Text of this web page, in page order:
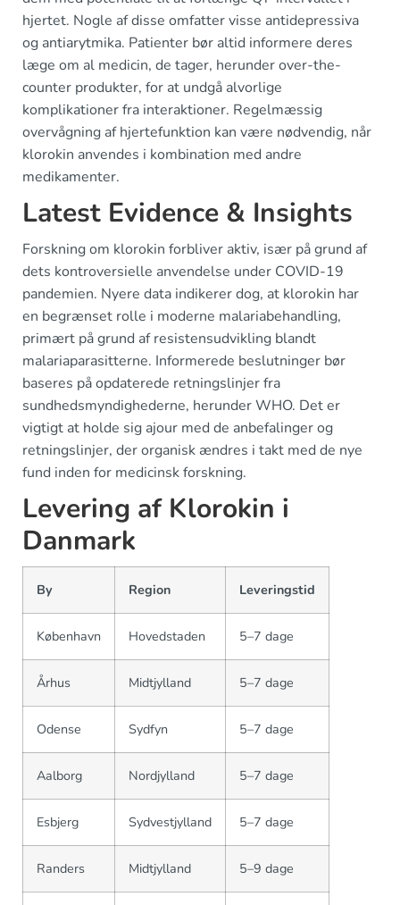
hjertet. Nogle af disse omfatter visse antidepressiva
og antiarytmika. Patienter bør altid informere deres
læge om al medicin, de tager, herunder over-the-
counter produkter, for at undgå alvorlige
komplikationer fra interaktioner. Regelmæssig
overvågning af hjertefunktion kan være nødvendig, når
klorokin anvendes i kombination med andre
medikamenter.
Latest Evidence & Insights
Forskning om klorokin forbliver aktiv, især på grund af
dets kontroversielle anvendelse under COVID-19
pandemien. Nyere data indikerer dog, at klorokin har
en begrænset rolle i moderne malariabehandling,
primært på grund af resistensudvikling blandt
malariaparasitterne. Informerede beslutninger bør
baseres på opdaterede retningslinjer fra
sundhedsmyndighederne, herunder WHO. Det er
vigtigt at holde sig ajour med de anbefalinger og
retningslinjer, der organisk ændres i takt med de nye
fund inden for medicinsk forskning.
Levering af Klorokin i
Danmark
By Region Leveringstid
København Hovedstaden 5–7 dage
Århus Midtjylland 5–7 dage
Odense Sydfyn 5–7 dage
Aalborg Nordjylland 5–7 dage
Esbjerg Sydvestjylland 5–7 dage
Randers Midtjylland 5–9 dage